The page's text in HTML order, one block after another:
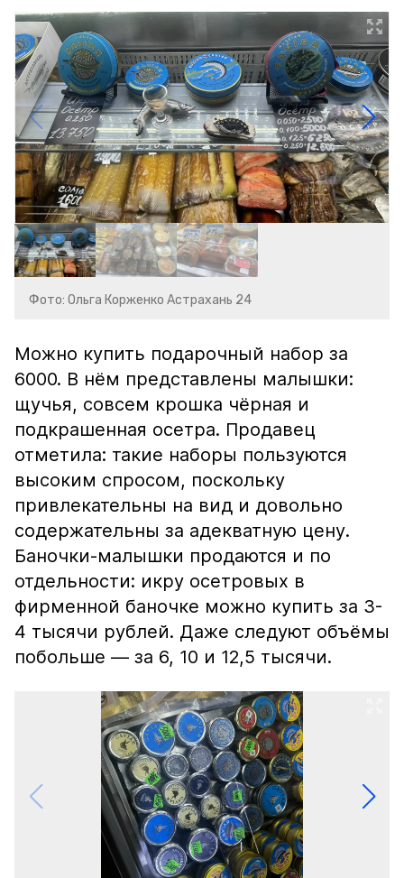
Фото: Ольга Корженко Астрахань 24
Можно купить подарочный набор за
6000. В нём представлены малышки:
щучья, совсем крошка чёрная и
подкрашенная осетра. Продавец
отметила: такие наборы пользуются
высоким спросом, поскольку
привлекательны на вид и довольно
содержательны за адекватную цену.
Баночки-малышки продаются и по
отдельности: икру осетровых в
фирменной баночке можно купить за 3-
4 тысячи рублей. Даже следуют объёмы
побольше — за 6, 10 и 12,5 тысячи.